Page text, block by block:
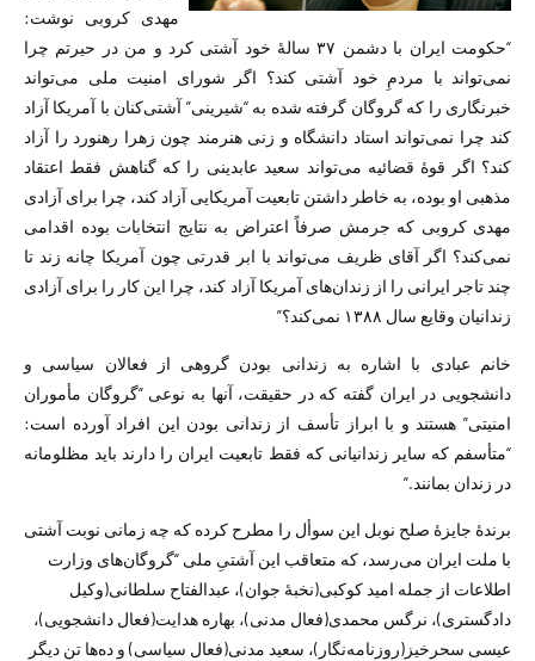
مهدی کروبی نوشت:
“حکومت ایران با دشمن ٣٧ سالهٔ خود آشتی کرد و من در حیرتم چرا
نمی‌تواند با مردمِ خود آشتی کند؟ اگر شورای امنیت ملی می‌تواند
خبرنگاری را که گروگان گرفته شده به “شیرینی” آشتی‌کنان با آمریکا آزاد
کند چرا نمی‌تواند استاد دانشگاه و زنی هنرمند چون زهرا رهنورد را آزاد
کند؟ اگر قوهٔ قضائیه می‌تواند سعید عابدینی را که گناهش فقط اعتقاد
مذهبی او بوده، به خاطر داشتن تابعیت آمریکایی آزاد کند، چرا برای آزادی
مهدی کروبی که جرمش صرفاً اعتراض به نتایج انتخابات بوده اقدامی
نمی‌کند؟ اگر آقای ظریف می‌تواند با ابر قدرتی چون آمریکا چانه زند تا
چند تاجر ایرانی را از زندان‌های آمریکا آزاد کند، چرا این کار را برای آزادی
زندانیان وقایع سال ۱۳٨٨ نمی‌کند؟”
خانم عبادی با اشاره به زندانی بودن گروهی از فعالان سیاسی و
دانشجویی در ایران گفته که در حقیقت، آنها به نوعی “گروگان مأموران
امنیتی” هستند و با ابراز تأسف از زندانی بودن این افراد آورده است:
“متأسفم که سایر زندانیانی که فقط تابعیت ایران را دارند باید مظلومانه
در زندان بمانند.”
برندهٔ جایزهٔ صلح نوبل این سوأل را مطرح کرده که چه زمانی نوبت آشتی
با ملت ایران می‌رسد، که متعاقب این آشتیِ ملی “گروگان‌های وزارت
اطلاعات از جمله امید کوکبی(نخبهٔ جوان)، عبدالفتاح سلطانی(وکیل
دادگستری)، نرگس محمدی(فعال مدنی)، بهاره هدایت(فعال دانشجویی)،
عیسی سحرخیز(روزنامه‌نگار)، سعید مدنی(فعال سیاسی) و ده‌ها تن دیگر